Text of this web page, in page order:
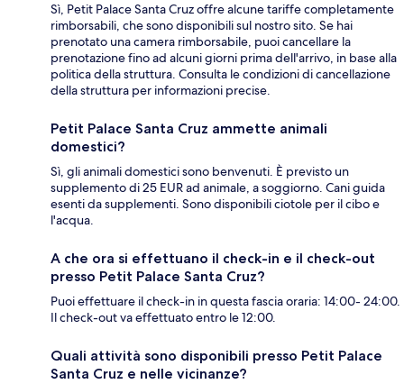
Sì, Petit Palace Santa Cruz offre alcune tariffe completamente
rimborsabili, che sono disponibili sul nostro sito. Se hai
prenotato una camera rimborsabile, puoi cancellare la
prenotazione fino ad alcuni giorni prima dell'arrivo, in base alla
politica della struttura. Consulta le condizioni di cancellazione
della struttura per informazioni precise.
Petit Palace Santa Cruz ammette animali
domestici?
Sì, gli animali domestici sono benvenuti. È previsto un
supplemento di 25 EUR ad animale, a soggiorno. Cani guida
esenti da supplementi. Sono disponibili ciotole per il cibo e
l'acqua.
A che ora si effettuano il check-in e il check-out
presso Petit Palace Santa Cruz?
Puoi effettuare il check-in in questa fascia oraria: 14:00- 24:00.
Il check-out va effettuato entro le 12:00.
Quali attività sono disponibili presso Petit Palace
Santa Cruz e nelle vicinanze?